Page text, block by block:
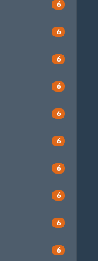
6
6
6
6
6
6
6
6
6
6